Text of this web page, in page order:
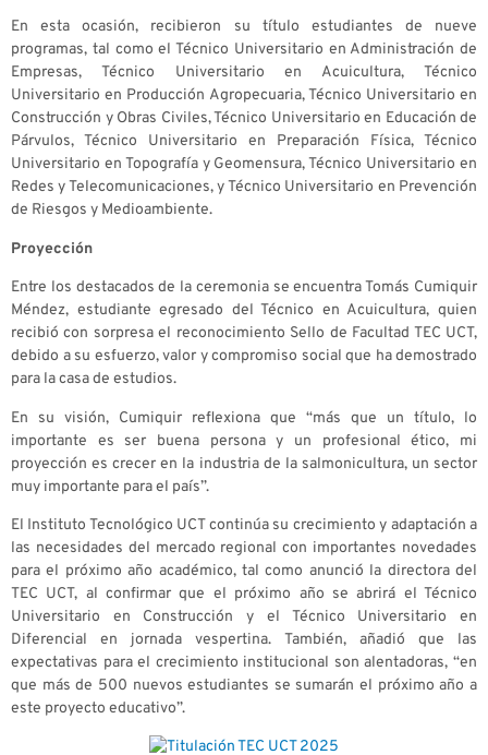
En esta ocasión, recibieron su título estudiantes de nueve
programas, tal como el Técnico Universitario en Administración de
Empresas, Técnico Universitario en Acuicultura, Técnico
Universitario en Producción Agropecuaria, Técnico Universitario en
Construcción y Obras Civiles, Técnico Universitario en Educación de
Párvulos, Técnico Universitario en Preparación Física, Técnico
Universitario en Topografía y Geomensura, Técnico Universitario en
Redes y Telecomunicaciones, y Técnico Universitario en Prevención
de Riesgos y Medioambiente.
Proyección
Entre los destacados de la ceremonia se encuentra Tomás Cumiquir
Méndez, estudiante egresado del Técnico en Acuicultura, quien
recibió con sorpresa el reconocimiento Sello de Facultad TEC UCT,
debido a su esfuerzo, valor y compromiso social que ha demostrado
para la casa de estudios.
En su visión, Cumiquir reflexiona que “más que un título, lo
importante es ser buena persona y un profesional ético, mi
proyección es crecer en la industria de la salmonicultura, un sector
muy importante para el país”.
El Instituto Tecnológico UCT continúa su crecimiento y adaptación a
las necesidades del mercado regional con importantes novedades
para el próximo año académico, tal como anunció la directora del
TEC UCT, al confirmar que el próximo año se abrirá el Técnico
Universitario en Construcción y el Técnico Universitario en
Diferencial en jornada vespertina. También, añadió que las
expectativas para el crecimiento institucional son alentadoras, “en
que más de 500 nuevos estudiantes se sumarán el próximo año a
este proyecto educativo”.